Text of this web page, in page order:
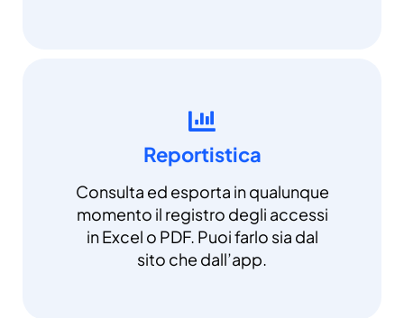
Reportistica
Consulta ed esporta in qualunque
momento il registro degli accessi
in Excel o PDF. Puoi farlo sia dal
sito che dall’app.